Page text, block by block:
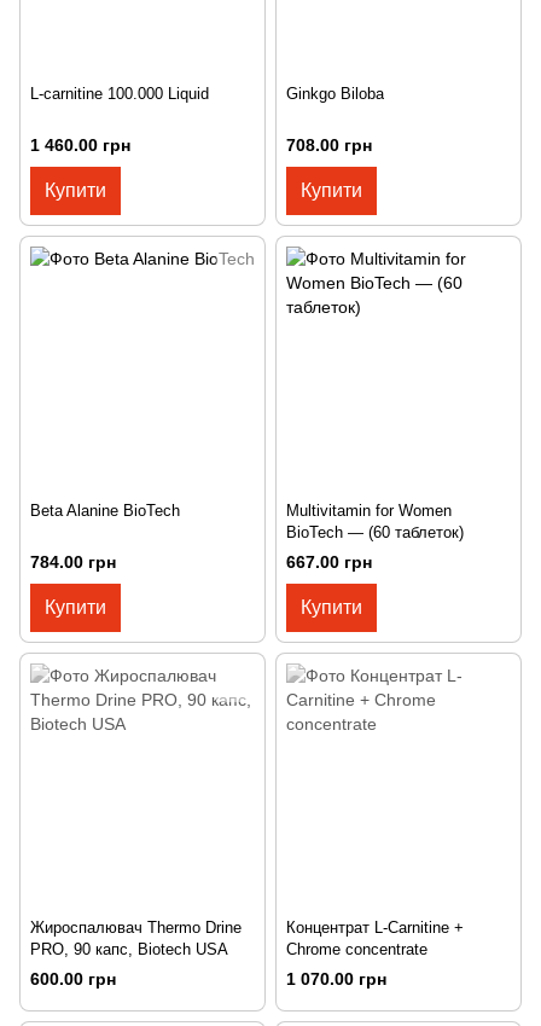
L-carnitine 100.000 Liquid
1 460.00 грн
Купити
Ginkgo Biloba
708.00 грн
Купити
Beta Alanine BioTech
784.00 грн
Купити
Multivitamin for Women
BioTech — (60 таблеток)
667.00 грн
Купити
Жироспалювач Thermo Drine
PRO, 90 капс, Biotech USA
600.00 грн
Концентрат L-Carnitine +
Chrome concentrate
1 070.00 грн